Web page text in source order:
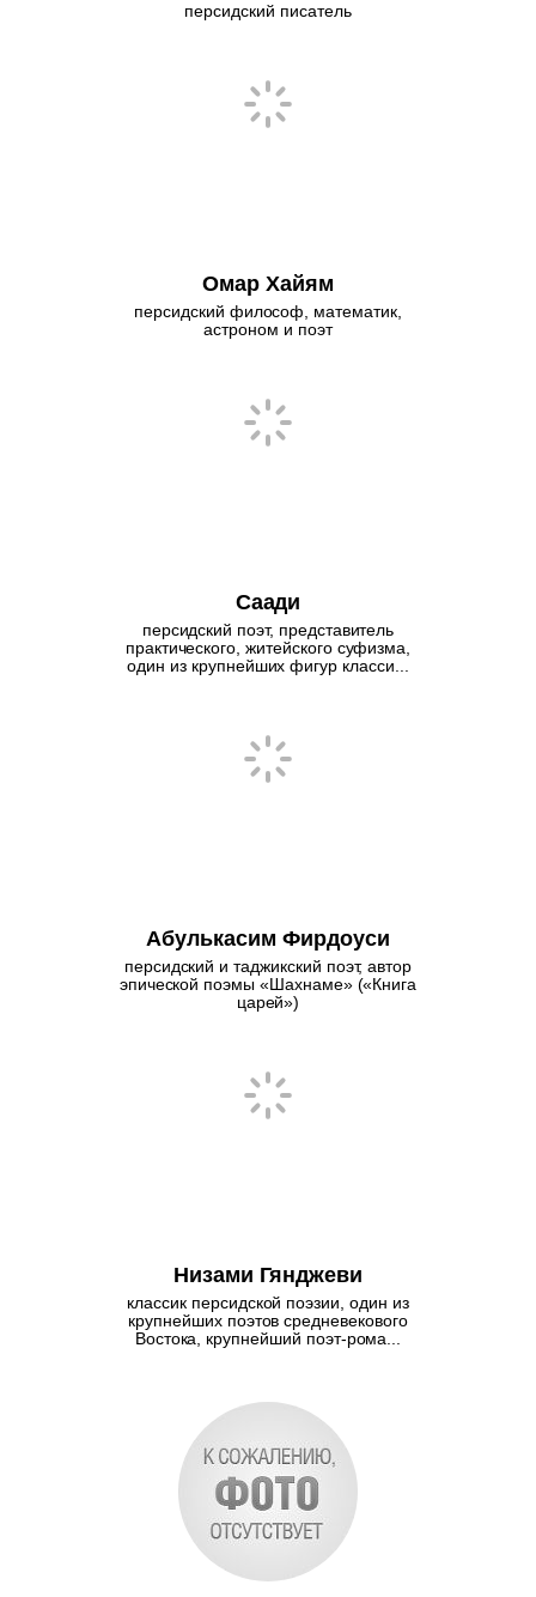
персидский писатель
Омар Хайям
персидский философ, математик,
астроном и поэт
Саади
персидский поэт, представитель
практического, житейского суфизма,
один из крупнейших фигур класси...
Абулькасим Фирдоуси
персидский и таджикский поэт, автор
эпической поэмы «Шахнаме» («Книга
царей»)
Низами Гянджеви
классик персидской поэзии, один из
крупнейших поэтов средневекового
Востока, крупнейший поэт-рома...